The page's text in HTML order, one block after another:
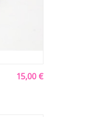
15,00 €